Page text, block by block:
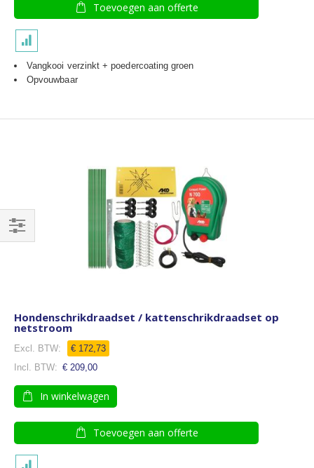
Toevoegen aan offerte
Vangkooi verzinkt + poedercoating groen
Opvouwbaar
Hondenschrikdraadset / kattenschrikdraadset op
netstroom
€ 172,73
€ 209,00
In winkelwagen
Toevoegen aan offerte
Filteren